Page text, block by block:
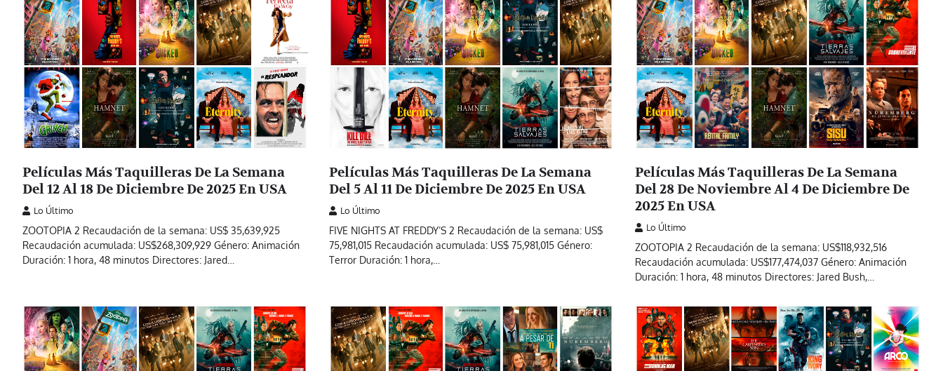
Películas Más Taquilleras De La Semana
Del 12 Al 18 De Diciembre De 2025 En USA
Lo Último
ZOOTOPIA 2 Recaudación de la semana: US$ 35,639,925
Recaudación acumulada: US$268,309,929 Género: Animación
Duración: 1 hora, 48 minutos Directores: Jared…
Películas Más Taquilleras De La Semana
Del 5 Al 11 De Diciembre De 2025 En USA
Lo Último
FIVE NIGHTS AT FREDDY’S 2 Recaudación de la semana: US$
75,981,015 Recaudación acumulada: US$ 75,981,015 Género:
Terror Duración: 1 hora,…
Películas Más Taquilleras De La Semana
Del 28 De Noviembre Al 4 De Diciembre De
2025 En USA
Lo Último
ZOOTOPIA 2 Recaudación de la semana: US$118,932,516
Recaudación acumulada: US$177,474,037 Género: Animación
Duración: 1 hora, 48 minutos Directores: Jared Bush,…